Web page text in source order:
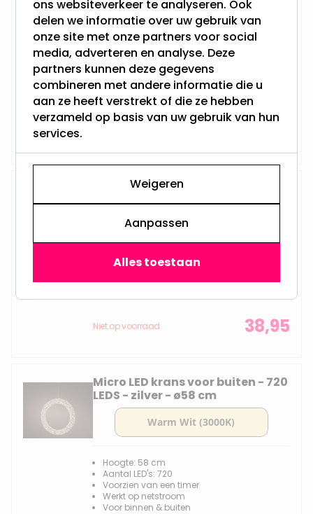
Verlichte kerstkrans
Diameter: 45 cm
Met 50 LED's
Werkt op netstroom
LED krans 3D - 50cm 136 Leds
Verlichte kerstkrans
Diameter: 50 cm
Niet op voorraad 38,95
Micro LED krans voor buiten - 720
LEDS - zilver - ø58 cm
Hoogte: 58 cm
Aantal LED's: 720
Voorzien van een timer
Werkt op netstroom
Voor binnen & buiten
ons websiteverkeer te analyseren. Ook
delen we informatie over uw gebruik van
onze site met onze partners voor social
media, adverteren en analyse. Deze
partners kunnen deze gegevens
combineren met andere informatie die u
aan ze heeft verstrekt of die ze hebben
verzameld op basis van uw gebruik van hun
services.
Weigeren
Aanpassen
Alles toestaan